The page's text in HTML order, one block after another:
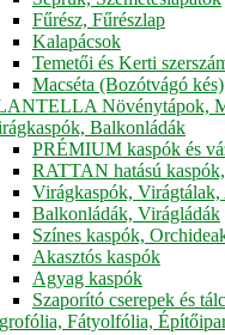
Fűrész, Fűrészlap
Kalapácsok
Temetői és Kerti
Macséta (Bozótvágó kés)
Növénytápok,
Balkonládák
PRÉMIUM kaspók és
RATTAN hatású
Virágkaspók, Virágtálak,
Balkonládák, Virágládák
Színes kaspók,
Akasztós kaspók
Agyag kaspók
Szaporító cserepek és
Fátyolfólia,